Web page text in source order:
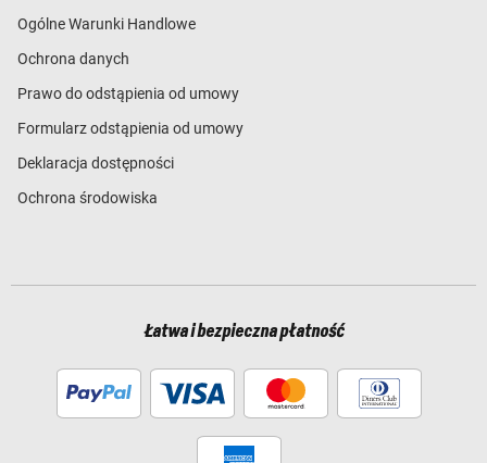
Ogólne Warunki Handlowe
Ochrona danych
Prawo do odstąpienia od umowy
Formularz odstąpienia od umowy
Deklaracja dostępności
Ochrona środowiska
Łatwa i bezpieczna płatność